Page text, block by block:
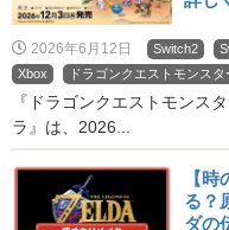
2026年6月12日 Switch2
Xbox
ドラゴンクエストモンスタ
『ドラゴンクエストモンス
ラ』は、2026...
【
る？
ダの